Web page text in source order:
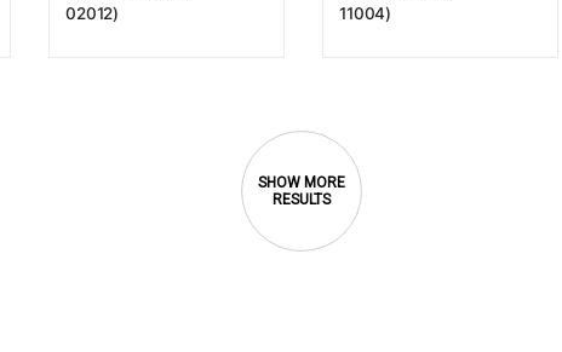
02012)
11004)